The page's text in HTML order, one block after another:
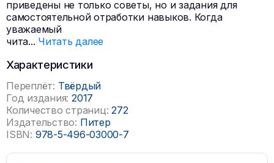
приведены не только советы, но и задания для
самостоятельной отработки навыков. Когда
уважаемый
чита... Читать далее
Характеристики
Переплёт: Твёрдый
Год издания: 2017
Количество страниц: 272
Издательство: Питер
ISBN: 978-5-496-03000-7